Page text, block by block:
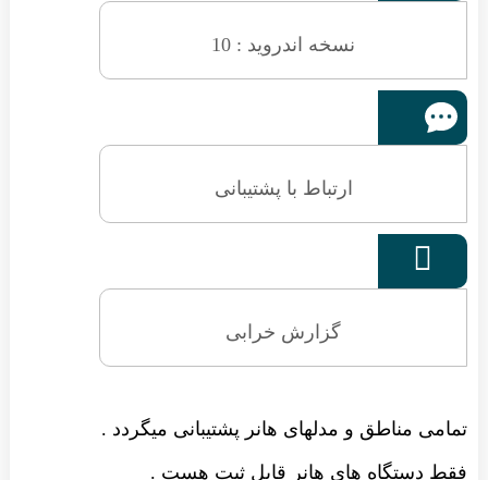
نسخه اندروید : 10
ارتباط با پشتیبانی

گزارش خرابی
تمامی مناطق و مدلهای هانر پشتیبانی میگردد .
فقط دستگاه های هانر قابل ثبت هست .